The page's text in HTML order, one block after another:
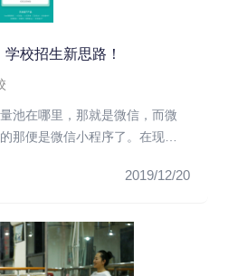
校招生新思路！
池在哪里，那就是微信，而微
那便是微信小程序了。在现在
2019/12/20